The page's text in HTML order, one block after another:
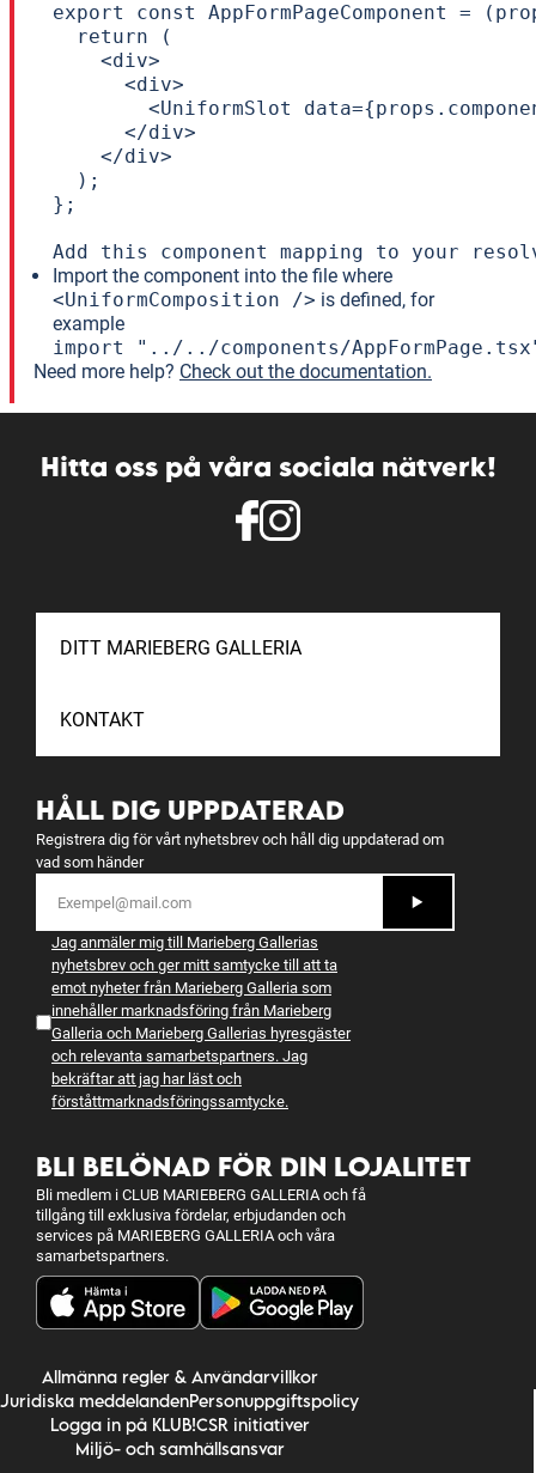
export const AppFormPageComponent =
  return (
    <div>
      <div>
<UniformSlot
      </div>
    </div>
  );
};
Add this component mapping to your
Import the component into the file where
<UniformComposition /> is defined, for
example
import "../../components/
Need more help? Check out the documentation.
Hitta oss på våra sociala nätverk!
DITT MARIEBERG GALLERIA
KONTAKT
HÅLL DIG UPPDATERAD
Registrera dig för vårt nyhetsbrev och håll dig uppdaterad om
vad som händer
Jag anmäler mig till Marieberg Gallerias
nyhetsbrev och ger mitt samtycke till att ta
emot nyheter från Marieberg Galleria som
innehåller marknadsföring från Marieberg
Galleria och Marieberg Gallerias hyresgäster
och relevanta samarbetspartners. Jag
bekräftar att jag har läst och
förståttmarknadsföringssamtycke.
BLI BELÖNAD FÖR DIN LOJALITET
Bli medlem i CLUB MARIEBERG GALLERIA och få
tillgång till exklusiva fördelar, erbjudanden och
services på MARIEBERG GALLERIA och våra
samarbetspartners.
Allmänna regler & Användarvillkor
Juridiska meddelandenPersonuppgiftspolicy
Logga in på KLUB!CSR initiativer
Miljö- och samhällsansvar